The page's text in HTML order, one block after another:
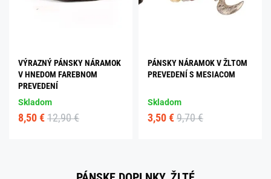
VÝRAZNÝ PÁNSKY NÁRAMOK
V HNEDOM FAREBNOM
PREVEDENÍ
Skladom
8,50 € 12,90 €
PÁNSKY NÁRAMOK V ŽLTOM
PREVEDENÍ S MESIACOM
Skladom
3,50 € 9,70 €